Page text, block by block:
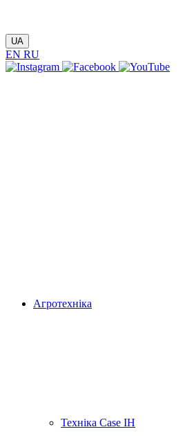
UA
EN RU
Агротехніка
Техніка Case IH